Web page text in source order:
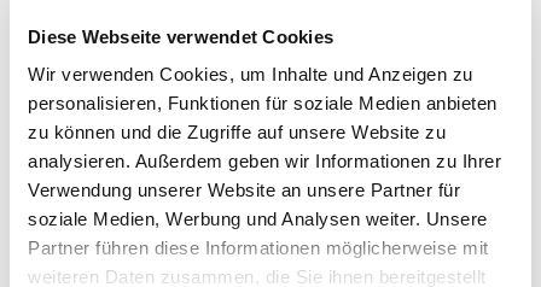
Diese Webseite verwendet Cookies
Wir verwenden Cookies, um Inhalte und Anzeigen zu
personalisieren, Funktionen für soziale Medien anbieten
zu können und die Zugriffe auf unsere Website zu
analysieren. Außerdem geben wir Informationen zu Ihrer
Verwendung unserer Website an unsere Partner für
soziale Medien, Werbung und Analysen weiter. Unsere
Partner führen diese Informationen möglicherweise mit
weiteren Daten zusammen, die Sie ihnen bereitgestellt